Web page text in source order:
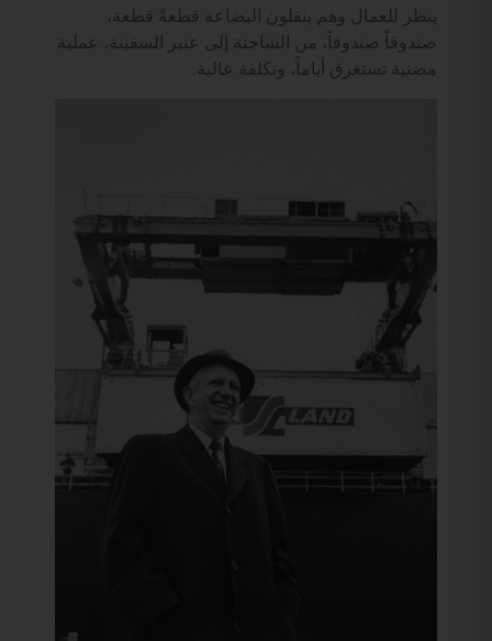
ينظر للعمال وهم ينقلون البضاعة قطعةً قطعة،
صندوقاً صندوقاً، من الشاحنة إلى عنبر السفينة، عملية
مضنية تستغرق أياماً، وتكلفة عالية.